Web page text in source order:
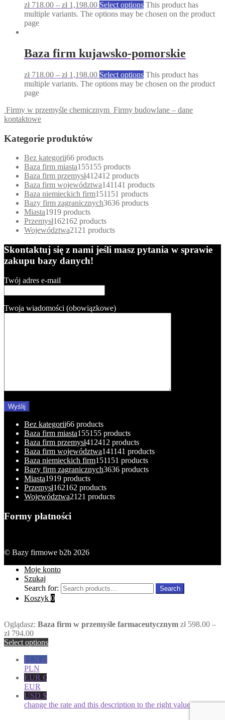
zł718.00 – zł1,198.00 Select options This product has
multiple variants. The options may be chosen on the product
page
Baza firm kujawsko-pomorskie
zł718.00 – zł1,198.00 Select options This product has
multiple variants. The options may be chosen on the product
page
Firmy w przemyśle chemicznym Firmy budowlane – dane
kontaktowe
Kategorie produktów
Bez kategorii66 products
Baza firm miasta155155 products
Baza firm przemysł412412 products
Baza firm województwa141141 products
Baza niemieckich firm151151 products
Bazy firm zagranicznych3636 products
Miasta1919 products
Przemysł162162 products
Województwa21 21 products
Skontaktuj się z nami jeśli masz pytania w sprawie
zakupu bazy danych!
Twój adres e-mail
Twoja wiadomości (obowiązkowe)
Bez kategorii66 products
Baza firm miasta155155 products
Baza firm przemysł412412 products
Baza firm województwa141141 products
Baza niemieckich firm151151 products
Bazy firm zagranicznych3636 products
Miasta1919 products
Przemysł162162 products
Województwa21 21 products
Formy płatności
© Bazy firmowe b2b 2026
Moje konto
Szukaj
Search for:
Search
Koszyk 0
Oglądasz: Baza firm w przemyśle farmaceutycznym zł598.00 –
zł794.00
Select options
PLN zł
PLN
EUR €
EUR
USD $
change the rate and this description to the right values